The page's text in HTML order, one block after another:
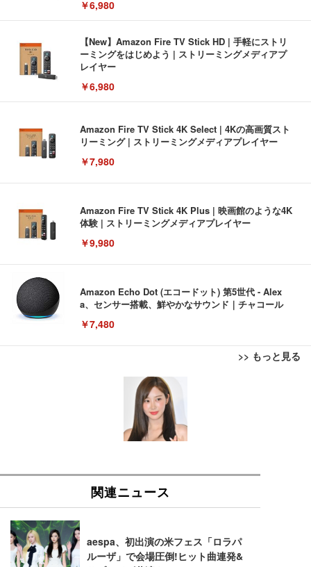
￥6,980
【New】Amazon Fire TV Stick HD | 手軽にストリ
ーミングをはじめよう | ストリーミングメディアプ
レイヤー
￥6,980
Amazon Fire TV Stick 4K Select | 4Kの高画質スト
リーミング | ストリーミングメディアプレイヤー
￥7,980
Amazon Fire TV Stick 4K Plus | 映画館のような4K
体験 | ストリーミングメディアプレイヤー
￥9,980
Amazon Echo Dot (エコードット) 第5世代 - Alex
a、センサー搭載、鮮やかなサウンド｜チャコール
￥7,480
>> もっと見る
[EdoErgo] オフィスチェア 椅子 テレワーク 疲れな
い 跳ね上げ式アームレスト コンパクト 約105度ロッ
キング pc 事務椅子 360度回転 座面昇降 強化ナイロ
ン樹脂ベース 通気性メッシュ 在宅ワーク H-WY01
(黒網+黒枠+黒足)
SIHOO B100 オフィスチェア／デスクチェア メッシ
ュチェア 人間工学 疲れない ブラック
￥27,999
Sezlife オフィスチェア デスクチェア 疲れない テレ
ワーク チェア 強化バックレスト 30度ロッキング機
EIZO ビジネス向けプレミアムモニター | FlexScan
EV3240X-WT | 31.5型4K UHD・USB Type-C・ホワ
￥105,595
EV2740X-WT | 27.0型4K UHD・USB Type-C・ホワ
イト
￥109,572
【純正品】27"ゲーミングモニター DualSense 充電
Amazonベーシック ペットシーツ 薄型 レギュラー 1
回使い捨て 無香料 ホワイト 300枚
Amazonベーシック ペットシーツ 厚型 ワイド 42枚
x2袋(84枚) ホワイト(吸収面:ライトブルー)
￥3,234
ネオ・ルーライフ ネオ・オムツ L 中型犬用 26枚入